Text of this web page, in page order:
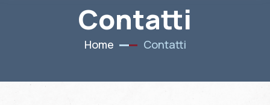
Contatti
Home Contatti